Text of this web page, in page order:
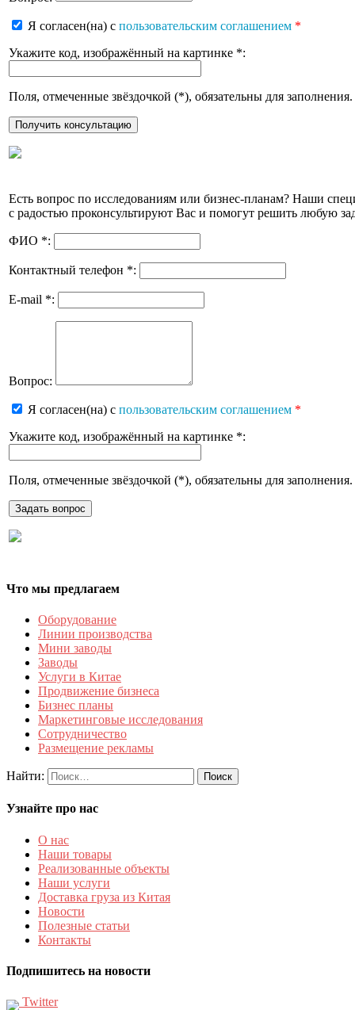
Я согласен(на) с пользовательским соглашением *
Укажите код, изображённый на картинке *:
Поля, отмеченные звёздочкой (*), обязательны для заполнения.
Есть вопрос по исследованиям или бизнес-планам? Наши
с радостью проконсультируют Вас и помогут решить любую
ФИО *:
Контактный телефон *:
E-mail *:
Вопрос:
Я согласен(на) с пользовательским соглашением *
Укажите код, изображённый на картинке *:
Поля, отмеченные звёздочкой (*), обязательны для заполнения.
Что мы предлагаем
Оборудование
Линии производства
Мини заводы
Заводы
Услуги в Китае
Продвижение бизнеса
Бизнес планы
Маркетинговые исследования
Сотрудничество
Размещение рекламы
Найти:
Узнайте про нас
О нас
Наши товары
Реализованные объекты
Наши услуги
Доставка груза из Китая
Новости
Полезные статьи
Контакты
Подпишитесь на новости
Twitter